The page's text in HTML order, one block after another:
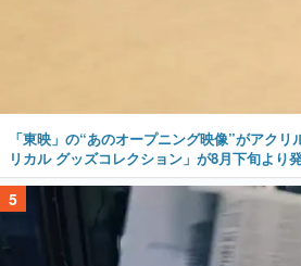
「東映」の“あのオープニング映像”がアク
リカル グッズコレクション」が8月下旬より
5